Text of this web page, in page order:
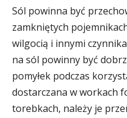
Sól powinna być
zamkniętych
wilgocią i innymi
na sól powinny być
pomyłek podczas
dostarczana w workach
torebkach, należy je